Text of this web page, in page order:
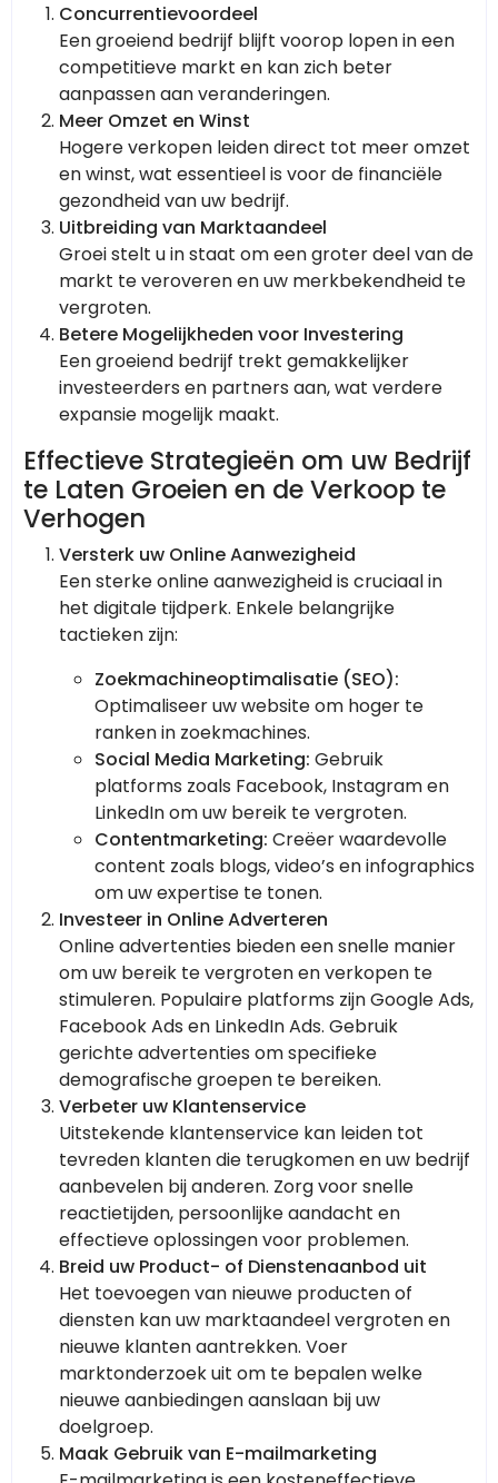
Concurrentievoordeel
Een groeiend bedrijf blijft voorop lopen in een
competitieve markt en kan zich beter
aanpassen aan veranderingen.
Meer Omzet en Winst
Hogere verkopen leiden direct tot meer omzet
en winst, wat essentieel is voor de financiële
gezondheid van uw bedrijf.
Uitbreiding van Marktaandeel
Groei stelt u in staat om een groter deel van de
markt te veroveren en uw merkbekendheid te
vergroten.
Betere Mogelijkheden voor Investering
Een groeiend bedrijf trekt gemakkelijker
investeerders en partners aan, wat verdere
expansie mogelijk maakt.
Effectieve Strategieën om uw Bedrijf
te Laten Groeien en de Verkoop te
Verhogen
Versterk uw Online Aanwezigheid
Een sterke online aanwezigheid is cruciaal in
het digitale tijdperk. Enkele belangrijke
tactieken zijn:
Zoekmachineoptimalisatie (SEO):
Optimaliseer uw website om hoger te
ranken in zoekmachines.
Social Media Marketing: Gebruik
platforms zoals Facebook, Instagram en
LinkedIn om uw bereik te vergroten.
Contentmarketing: Creëer waardevolle
content zoals blogs, video’s en infographics
om uw expertise te tonen.
Investeer in Online Adverteren
Online advertenties bieden een snelle manier
om uw bereik te vergroten en verkopen te
stimuleren. Populaire platforms zijn Google Ads,
Facebook Ads en LinkedIn Ads. Gebruik
gerichte advertenties om specifieke
demografische groepen te bereiken.
Verbeter uw Klantenservice
Uitstekende klantenservice kan leiden tot
tevreden klanten die terugkomen en uw bedrijf
aanbevelen bij anderen. Zorg voor snelle
reactietijden, persoonlijke aandacht en
effectieve oplossingen voor problemen.
Breid uw Product- of Dienstenaanbod uit
Het toevoegen van nieuwe producten of
diensten kan uw marktaandeel vergroten en
nieuwe klanten aantrekken. Voer
marktonderzoek uit om te bepalen welke
nieuwe aanbiedingen aanslaan bij uw
doelgroep.
Maak Gebruik van E-mailmarketing